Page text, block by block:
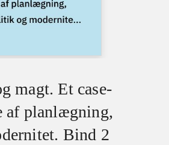
magt. Et case-
af planlægning,
Bind 2